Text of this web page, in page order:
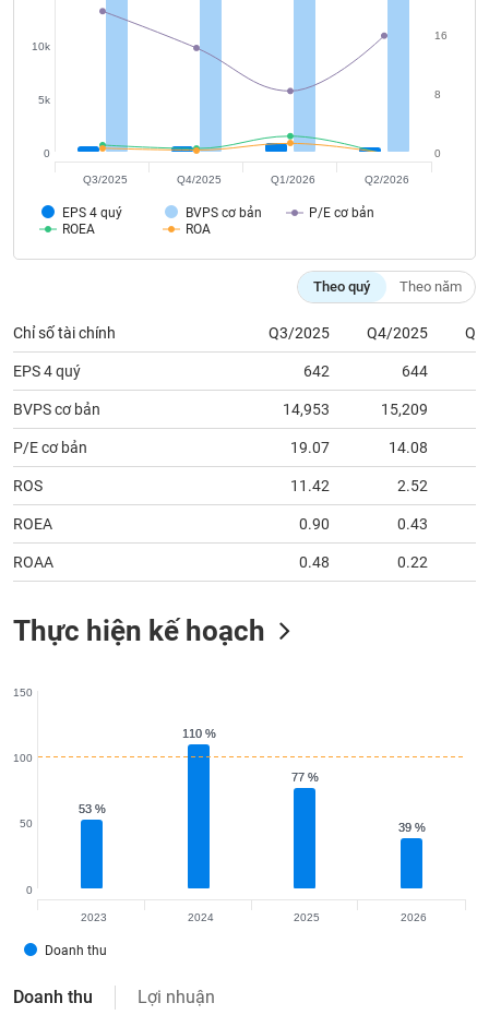
EPS 4 quý BVPS cơ bản
P/E cơ bản
ROEA
ROA
0
5k
10k
0
8
16
Q3/2025 Q4/2025 Q1/2026 Q2/2026
Theo quý Theo năm
Chỉ số tài chính Q3/2025 Q4/2025
EPS 4 quý 642 644
BVPS cơ bản 14,953 15,209
P/E cơ bản 19.07 14.08
ROS 11.42 2.52
ROEA 0.90 0.43
ROAA 0.48 0.22
Thực hiện kế hoạch
53 %
53 %
110 %
110 %
77 %
77 %
39 %
39 %
Doanh thu
0
50
100
150
2023 2024 2025 2026
Doanh thu Lợi nhuận
chính